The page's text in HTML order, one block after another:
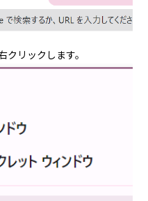
クリックします。